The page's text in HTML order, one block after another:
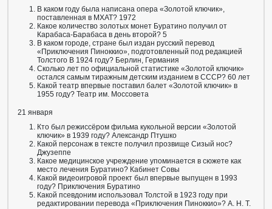
В каком году была написана опера «Золотой ключик»,
поставленная в МХАТ? 1972
Какое количество золотых монет Буратино получил от
Карабаса-Барабаса в день второй? 5
В каком городе, стране был издан русский перевод
«Приключения Пиноккио», подготовленный под редакцией
Толстого В 1924 году? Берлин, Германия
Сколько лет по официальной статистике «Золотой ключик»
остался самым тиражным детским изданием в СССР? 60 лет
Какой театр впервые поставил балет «Золотой ключик» в
1955 году? Театр им. Моссовета
21 января
Кто был режиссёром фильма кукольной версии «Золотой
ключик» в 1939 году? Александр Птушко
Какой персонаж в тексте получил прозвище Сизый нос?
Джузеппе
Какое медицинское учреждение упоминается в сюжете как
место лечения Буратино? Кабинет Совы
Какой видеоигровой проект был впервые выпущен в 1993
году? Приключения Буратино
Какой псевдоним использовал Толстой в 1923 году при
редактировании перевода «Приключения Пиноккио»? А. Н. Т.